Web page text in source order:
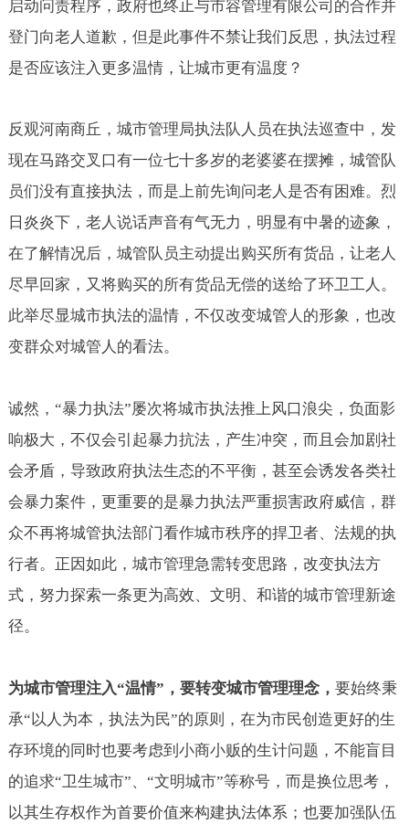
启动问责程序，政府也终止与市容管理有限公司的合作并
登门向老人道歉，但是此事件不禁让我们反思，执法过程
是否应该注入更多温情，让城市更有温度？
反观河南商丘，城市管理局执法队人员在执法巡查中，发
现在马路交叉口有一位七十多岁的老婆婆在摆摊，城管队
员们没有直接执法，而是上前先询问老人是否有困难。烈
日炎炎下，老人说话声音有气无力，明显有中暑的迹象，
在了解情况后，城管队员主动提出购买所有货品，让老人
尽早回家，又将购买的所有货品无偿的送给了环卫工人。
此举尽显城市执法的温情，不仅改变城管人的形象，也改
变群众对城管人的看法。
诚然，“暴力执法”屡次将城市执法推上风口浪尖，负面影
响极大，不仅会引起暴力抗法，产生冲突，而且会加剧社
会矛盾，导致政府执法生态的不平衡，甚至会诱发各类社
会暴力案件，更重要的是暴力执法严重损害政府威信，群
众不再将城管执法部门看作城市秩序的捍卫者、法规的执
行者。正因如此，城市管理急需转变思路，改变执法方
式，努力探索一条更为高效、文明、和谐的城市管理新途
径。
为城市管理注入“温情”，要转变城市管理理念， 要始终秉
承“以人为本，执法为民”的原则，在为市民创造更好的生
存环境的同时也要考虑到小商小贩的生计问题，不能盲目
的追求“卫生城市”、“文明城市”等称号，而是换位思考，
以其生存权作为首要价值来构建执法体系；也要加强队伍